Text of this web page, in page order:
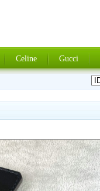
Celine Gucci